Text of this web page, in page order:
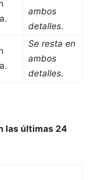
ambos
detalles.
Se resta en
ambos
detalles.
las últimas 24